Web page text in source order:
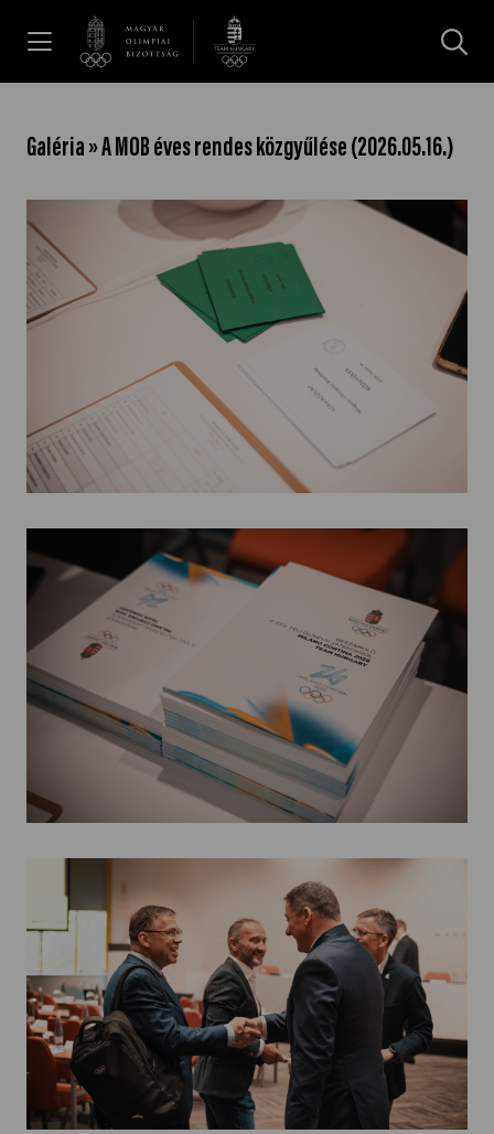
Galéria
Dakar 2026
Los Angeles 2028
MOB
Kettőskarrier-program
NOB
Társszervezetek
Adatbank
Galéria » A MOB éves rendes közgyűlése (2026.05.16.)